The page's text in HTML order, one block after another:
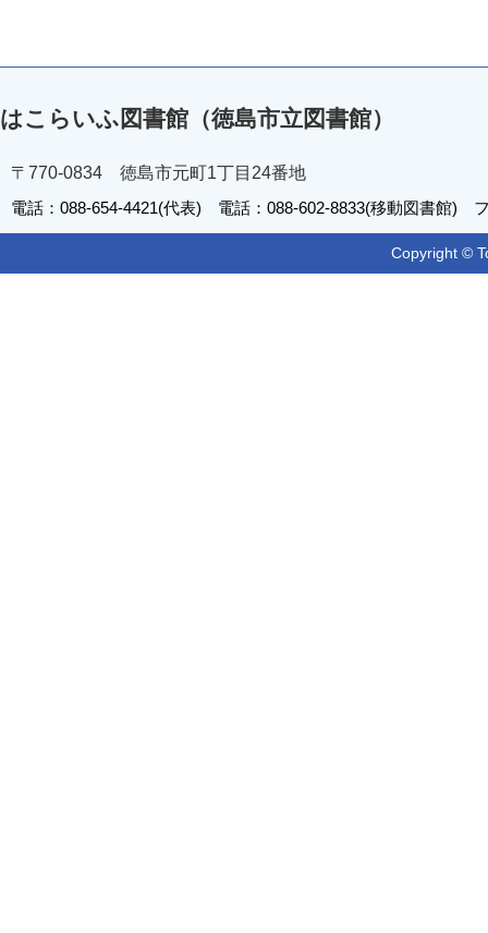
はこらいふ図書館（徳島市立図書館）
〒770-0834 徳島市元町1丁目24番地
電話：088-654-4421(代表) 電話：088-602-8833(移動図書館)
Copyright ©